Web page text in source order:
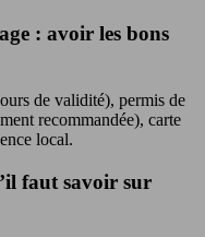
: avoir les bons
de validité), permis de
recommandée), carte
local.
faut savoir sur